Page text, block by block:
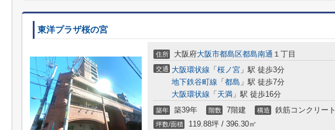
東洋プラザ桜の宮
住所 大阪府大阪市都島区都島南通 １丁目
交通 大阪環状線 「 桜ノ宮 」駅 徒歩3分
地下鉄谷町線 「 都島 」駅 徒歩7分
大阪環状線 「 天満 」駅 徒歩16分
築年 築39年 階数 7階建 構造 鉄筋コンクリート
坪数/面積 119.88坪 / 396.30㎡